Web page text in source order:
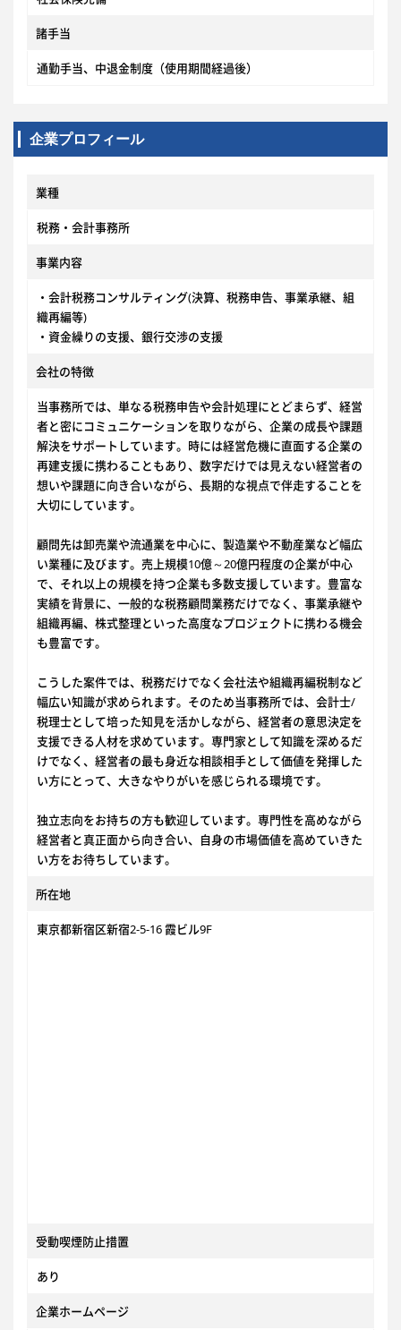
諸手当
通勤手当、中退金制度（使用期間経過後）
企業プロフィール
業種
税務・会計事務所
事業内容
・会計税務コンサルティング(決算、税務申告、事業承継、組
織再編等)
・資金繰りの支援、銀行交渉の支援
会社の特徴
当事務所では、単なる税務申告や会計処理にとどまらず、経営
者と密にコミュニケーションを取りながら、企業の成長や課題
解決をサポートしています。時には経営危機に直面する企業の
再建支援に携わることもあり、数字だけでは見えない経営者の
想いや課題に向き合いながら、長期的な視点で伴走することを
大切にしています。
顧問先は卸売業や流通業を中心に、製造業や不動産業など幅広
い業種に及びます。売上規模10億～20億円程度の企業が中心
で、それ以上の規模を持つ企業も多数支援しています。豊富な
実績を背景に、一般的な税務顧問業務だけでなく、事業承継や
組織再編、株式整理といった高度なプロジェクトに携わる機会
も豊富です。
こうした案件では、税務だけでなく会社法や組織再編税制など
幅広い知識が求められます。そのため当事務所では、会計士/
税理士として培った知見を活かしながら、経営者の意思決定を
支援できる人材を求めています。専門家として知識を深めるだ
けでなく、経営者の最も身近な相談相手として価値を発揮した
い方にとって、大きなやりがいを感じられる環境です。
独立志向をお持ちの方も歓迎しています。専門性を高めながら
経営者と真正面から向き合い、自身の市場価値を高めていきた
い方をお待ちしています。
所在地
東京都新宿区新宿2-5-16 霞ビル9F
受動喫煙防止措置
あり
企業ホームページ